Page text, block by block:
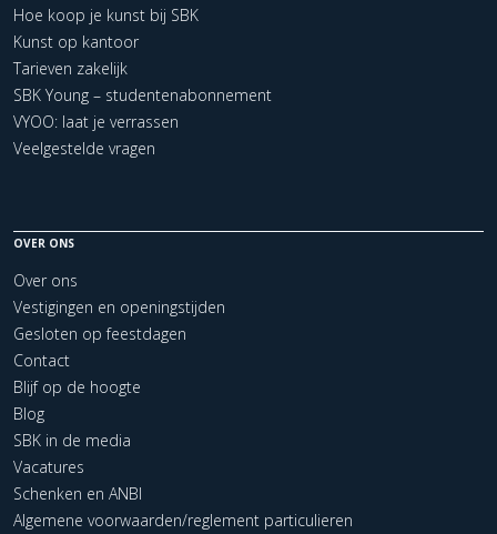
Hoe koop je kunst bij SBK
Kunst op kantoor
Tarieven zakelijk
SBK Young – studentenabonnement
VYOO: laat je verrassen
Veelgestelde vragen
OVER ONS
Over ons
Vestigingen en openingstijden
Gesloten op feestdagen
Contact
Blijf op de hoogte
Blog
SBK in de media
Vacatures
Schenken en ANBI
Algemene voorwaarden/reglement particulieren